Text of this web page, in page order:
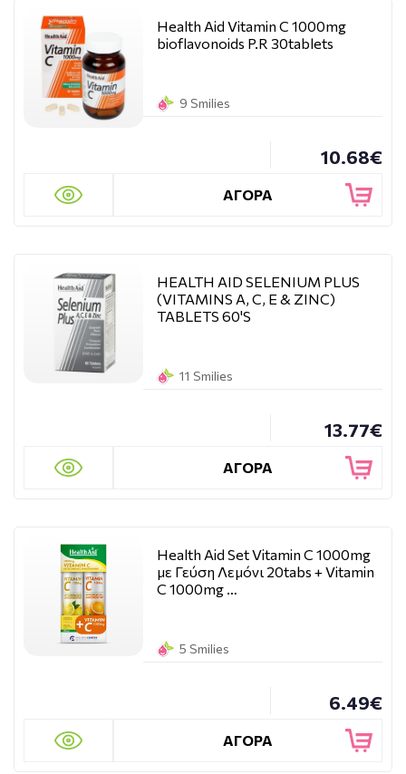
Health Aid Vitamin C 1000mg
bioflavonoids P.R 30tablets
9 Smilies
10.68€
ΑΓΟΡΑ
HEALTH AID SELENIUM PLUS
(VITAMINS A, C, E & ZINC)
TABLETS 60'S
11 Smilies
13.77€
ΑΓΟΡΑ
Health Aid Set Vitamin C 1000mg
με Γεύση Λεμόνι 20tabs + Vitamin
C 1000mg …
5 Smilies
6.49€
ΑΓΟΡΑ